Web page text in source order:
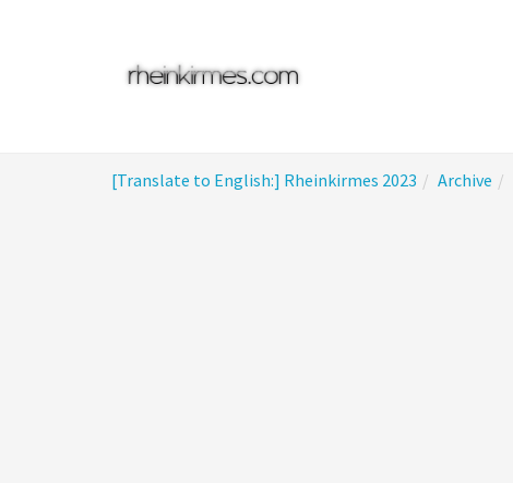
are
[Translate to English:] Rheinkirmes 2023 Archive